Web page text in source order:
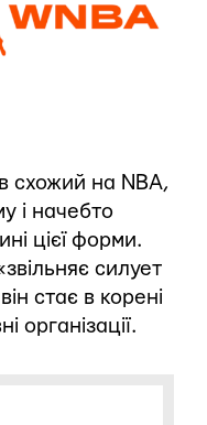
схожий на NBA,
і начебто
цієї форми.
силует
стає в корені
організації.